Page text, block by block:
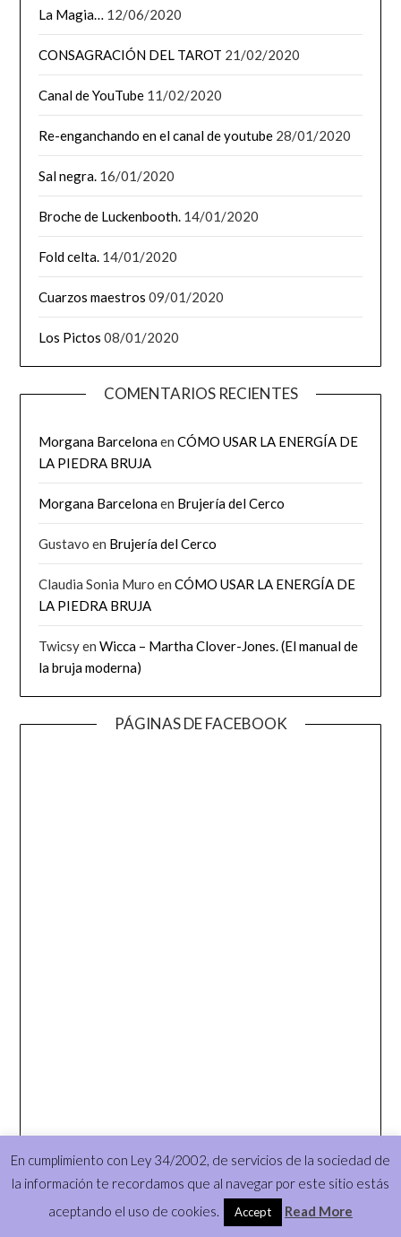
La Magia… 12/06/2020
CONSAGRACIÓN DEL TAROT 21/02/2020
Canal de YouTube 11/02/2020
Re-enganchando en el canal de youtube 28/01/2020
Sal negra. 16/01/2020
Broche de Luckenbooth. 14/01/2020
Fold celta. 14/01/2020
Cuarzos maestros 09/01/2020
Los Pictos 08/01/2020
COMENTARIOS RECIENTES
Morgana BarcelonaenCÓMO USAR LA ENERGÍA DE
LA PIEDRA BRUJA
Morgana Barcelonaen Brujería del Cerco
Gustavo en Brujería del Cerco
Claudia Sonia Muro enCÓMO USAR LA ENERGÍA DE
LA PIEDRA BRUJA
TwicsyenWicca – Martha Clover-Jones. (El manual de
la bruja moderna)
PÁGINAS DE FACEBOOK
En cumplimiento con Ley 34/2002, de servicios de la sociedad de
la información te recordamos que al navegar por este sitio estás
aceptando el uso de cookies.
Accept Read More